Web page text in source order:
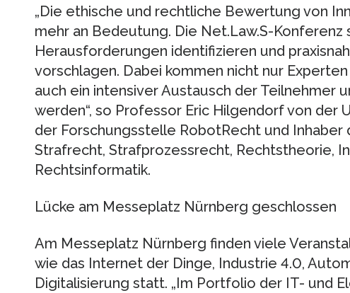
„Die ethische und rechtliche Bewertung von
mehr an Bedeutung. Die Net.Law.S-Konferenz
Herausforderungen identifizieren und
vorschlagen. Dabei kommen nicht nur
auch ein intensiver Austausch der Teilnehmer
werden“, so Professor Eric Hilgendorf von der
der Forschungsstelle RobotRecht und Inhaber
Strafrecht, Strafprozessrecht, Rechtstheorie,
Rechtsinformatik.
Lücke am Messeplatz Nürnberg geschlossen
Am Messeplatz Nürnberg finden viele
wie das Internet der Dinge, Industrie 4.0,
Digitalisierung statt. „Im Portfolio der IT- und